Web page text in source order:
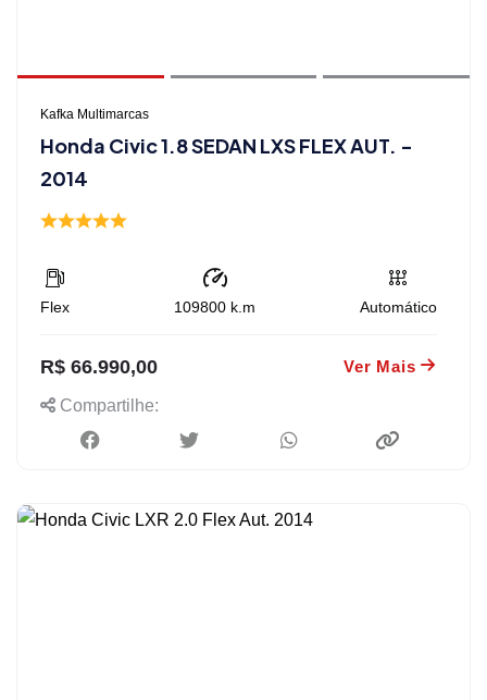
Kafka Multimarcas
Honda Civic 1.8 SEDAN LXS FLEX AUT. -
2014
Flex 109800 k.m Automático
R$ 66.990,00 Ver Mais
Compartilhe: